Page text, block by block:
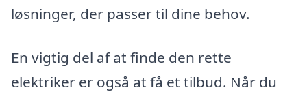
løsninger, der passer til dine behov.
En vigtig del af at finde den rette
elektriker er også at få et tilbud. Når du